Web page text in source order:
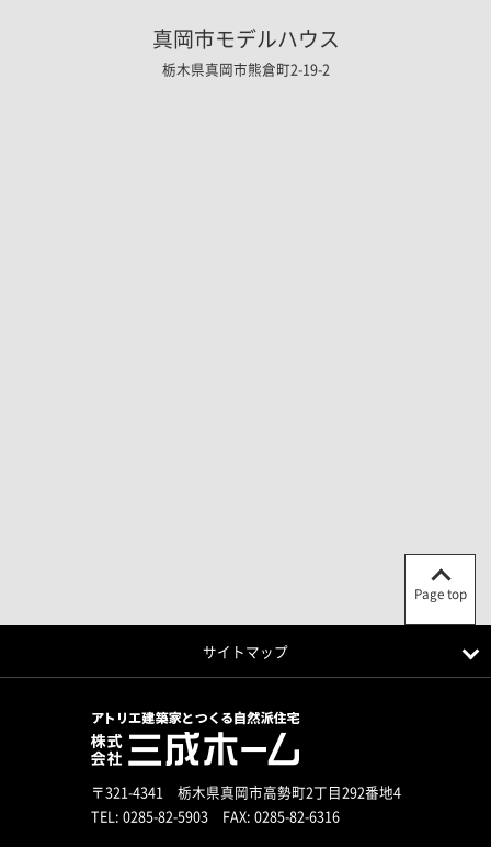
真岡市モデルハウス
栃木県真岡市熊倉町2-19-2
サイトマップ
〒321-4341 栃木県真岡市高勢町2丁目292番地4
TEL: 0285-82-5903FAX: 0285-82-6316
Page top